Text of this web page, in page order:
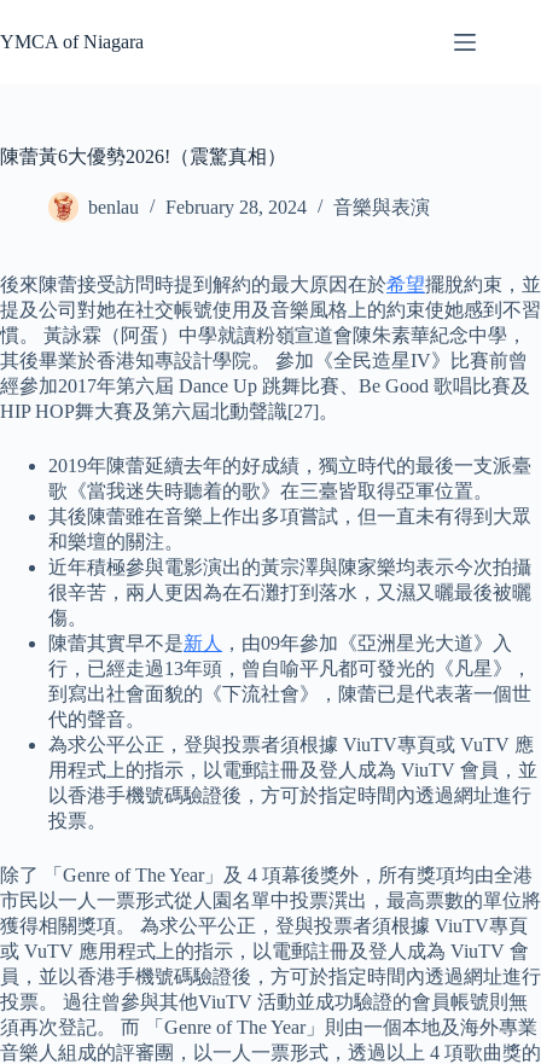
to
content
YMCA of Niagara
陳蕾黃6大優勢2026!（震驚真相）
benlau February 28, 2024 音樂與表演
後來陳蕾接受訪問時提到解約的最大原因在於希望擺脫約束，並
提及公司對她在社交帳號使用及音樂風格上的約束使她感到不習
慣。 黃詠霖（阿蛋）中學就讀粉嶺宣道會陳朱素華紀念中學，
其後畢業於香港知專設計學院。 參加《全民造星IV》比賽前曾
經參加2017年第六屆 Dance Up 跳舞比賽、Be Good 歌唱比賽及
HIP HOP舞大賽及第六屆北動聲識[27]。
2019年陳蕾延續去年的好成績，獨立時代的最後一支派臺
歌《當我迷失時聽着的歌》在三臺皆取得亞軍位置。
其後陳蕾雖在音樂上作出多項嘗試，但一直未有得到大眾
和樂壇的關注。
近年積極參與電影演出的黃宗澤與陳家樂均表示今次拍攝
很辛苦，兩人更因為在石灘打到落水，又濕又曬最後被曬
傷。
陳蕾其實早不是新人
，由09年參加《亞洲星光大道》入
行，已經走過13年頭，曾自喻平凡都可發光的《凡星》，
到寫出社會面貌的《下流社會》，陳蕾已是代表著一個世
代的聲音。
為求公平公正，登與投票者須根據 ViuTV專頁或 VuTV 應
用程式上的指示，以電郵註冊及登人成為 ViuTV 會員，並
以香港手機號碼驗證後，方可於指定時間內透過網址進行
投票。
除了 「Genre of The Year」及 4 項幕後獎外，所有獎項均由全港
市民以一人一票形式從人園名單中投票潠出，最高票數的單位將
獲得相關獎項。 為求公平公正，登與投票者須根據 ViuTV專頁
或 VuTV 應用程式上的指示，以電郵註冊及登人成為 ViuTV 會
員，並以香港手機號碼驗證後，方可於指定時間內透過網址進行
投票。 過往曾參與其他ViuTV 活動並成功驗證的會員帳號則無
須再次登記。 而 「Genre of The Year」則由一個本地及海外專業
音樂人組成的評審團，以一人一票形式，透過以上 4 項歌曲獎的